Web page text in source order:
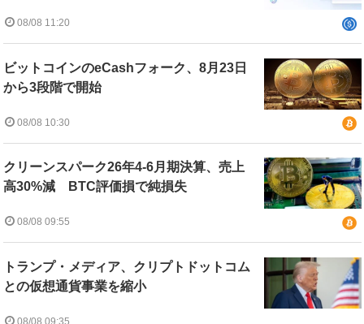
08/08 11:20
ビットコインのeCashフォーク、8月23日
から3段階で開始
08/08 10:30
クリーンスパーク26年4-6月期決算、売上
高30%減 BTC評価損で純損失
08/08 09:55
トランプ・メディア、クリプトドットコム
との仮想通貨事業を縮小
08/08 09:35